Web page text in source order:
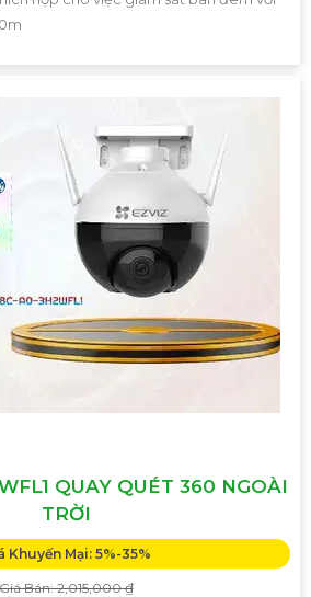
QUAY QUÉT 360 NGOÀI
TRỜI
Khuyến Mại: 5%-35%
Bán: 2,015,000 ₫